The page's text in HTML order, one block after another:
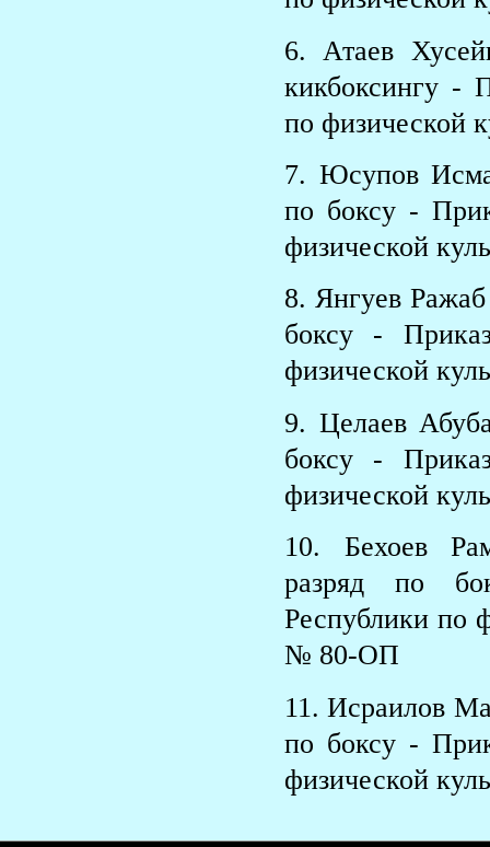
6. Атаев
кикбоксингу -
по физической
7. Юсупов
по боксу -
физической
8. Янгуев
боксу -
физической
9. Целаев
боксу -
физической
10. Бехоев
разряд по
Республики по
№ 80-ОП
11. Исраилов
по боксу -
физической